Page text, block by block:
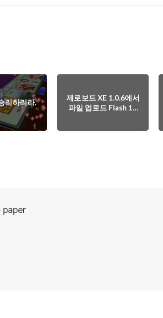
리하리라.
제로보드 XE 1.0.6에서
파일 업로드 Flash 10
paper